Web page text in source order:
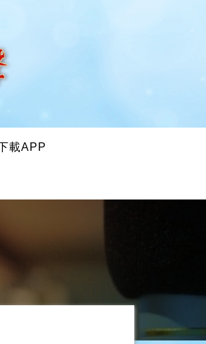
下載APP